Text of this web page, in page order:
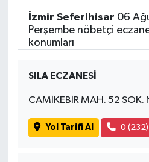
İzmir Seferihisar 06
Perşembe nöbetçi
konumları
SILA ECZANESİ
CAMİKEBİR MAH. 52 SOK.
Yol Tarifi Al 0